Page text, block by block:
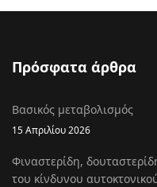
Πρόσφατα άρθρα
Βασικός μεταβολισμός
15 Απριλίου 2026
Φιναστερίδη,
του κίνδυνου